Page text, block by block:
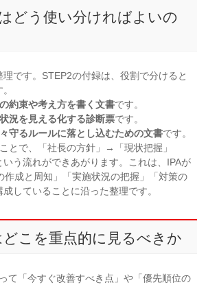
どう使い分ければよいの
です。STEP2の付録は、役割で分けると
約束や考え方を書く文書です。
況を見える化する診断票です。
守るルールに落とし込むための文書です。
とで、「社長の方針」→「現状把握」
う流れができあがります。これは、IPAが
作成と周知」「実施状況の把握」「対策の
していることに沿った整理です。
どこを重点的に見るべきか
て「今すぐ改善すべき点」や「優先順位の